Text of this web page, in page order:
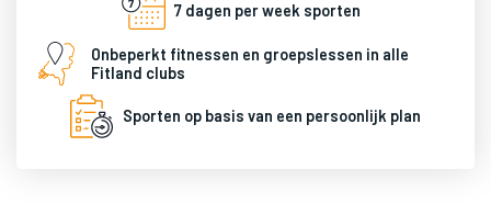
7 dagen per week sporten
Onbeperkt fitnessen en groepslessen in alle
Fitland clubs
Sporten op basis van een persoonlijk plan